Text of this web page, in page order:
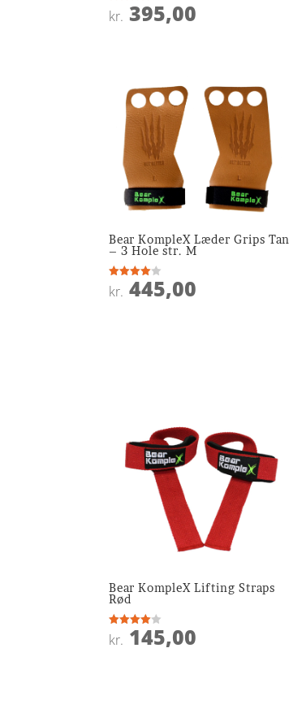
Vurderet
3.9
kr. 395,00
Bear KompleX Læder Grips Tan
– 3 Hole str. M
Vurderet
4
kr. 445,00
Bear KompleX Lifting Straps
Rød
Vurderet
4
kr. 145,00